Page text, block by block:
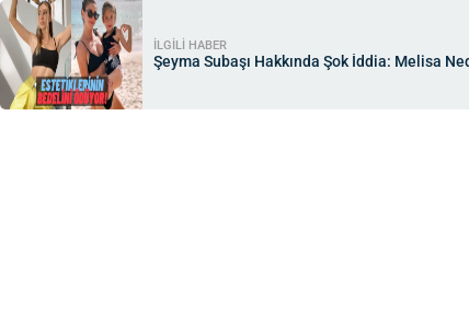
İLGİLİ HABER
Şeyma Subaşı Hakkında Şok İddia: Melisa